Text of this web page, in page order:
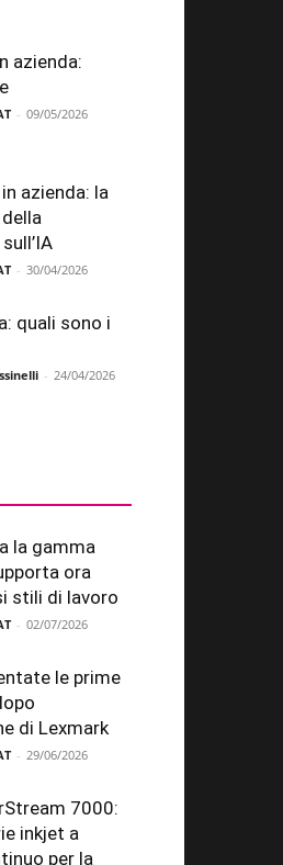
azienda:
- 09/05/2026
azienda: la
- 30/04/2026
quali sono i
- 24/04/2026
la gamma
ora
stili di lavoro
- 02/07/2026
le prime
di Lexmark
- 29/06/2026
7000:
inkjet a
per la